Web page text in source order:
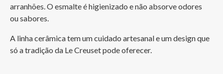
arranhões. O esmalte é higienizado e não absorve odores
ou sabores.
A linha cerâmica tem um cuidado artesanal e um design que
só a tradição da Le Creuset pode oferecer.